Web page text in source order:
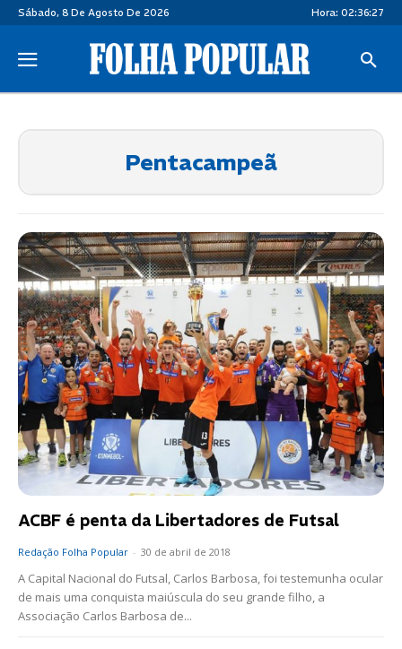
Sábado, 8 De Agosto De 2026 Hora: 02:36:28
Pentacampeã
ACBF é penta da Libertadores de Futsal
Redação Folha Popular - 30 de abril de 2018
A Capital Nacional do Futsal, Carlos Barbosa, foi testemunha ocular
de mais uma conquista maiúscula do seu grande filho, a
Associação Carlos Barbosa de...